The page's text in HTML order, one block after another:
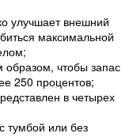
улучшает внешний
максимальной
образом, чтобы запас
250 процентов;
в четырех
тумбой или без